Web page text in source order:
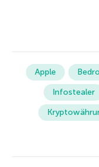
Apple
Infostealer